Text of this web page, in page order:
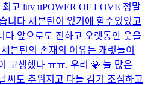
최고 luv uPOWER OF LOVE 정말
니다 세븐틴이 있기에 할수있었고
다 앞으로도 진하고 오랫동안 웃을
븐틴의 존재의 이유는 캐럿들이
고생했다 ㅠㅠ. 우리 💎 늘 많은
씨도 추워지고 다들 감기 조심하고